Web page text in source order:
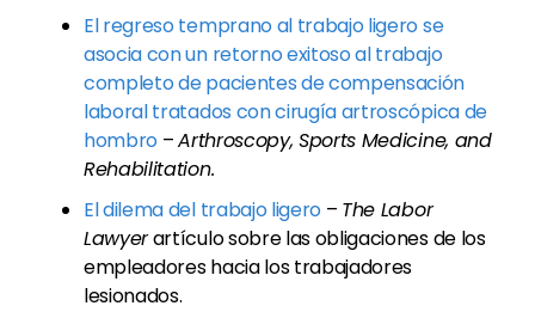
El regreso temprano al trabajo ligero se
asocia con un retorno exitoso al trabajo
completo de pacientes de compensación
laboral tratados con cirugía artroscópica de
hombro –Arthroscopy, Sports Medicine, and
Rehabilitation.
El dilema del trabajo ligero – The Labor
Lawyerartículo sobre las obligaciones de los
empleadores hacia los trabajadores
lesionados.